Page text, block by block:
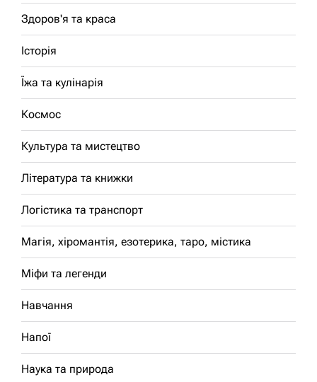
Здоров'я та краса
Історія
Їжа та кулінарія
Космос
Культура та мистецтво
Література та книжки
Логістика та транспорт
Магія, хіромантія, езотерика, таро, містика
Міфи та легенди
Навчання
Напої
Наука та природа